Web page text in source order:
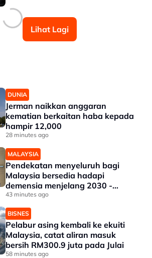
Lihat Lagi
DUNIA
Jerman naikkan anggaran
kematian berkaitan haba kepada
hampir 12,000
28 minutes ago
MALAYSIA
Pendekatan menyeluruh bagi
Malaysia bersedia hadapi
demensia menjelang 2030 -
Hanifah
43 minutes ago
BISNES
Pelabur asing kembali ke ekuiti
Malaysia, catat aliran masuk
bersih RM300.9 juta pada Julai
58 minutes ago